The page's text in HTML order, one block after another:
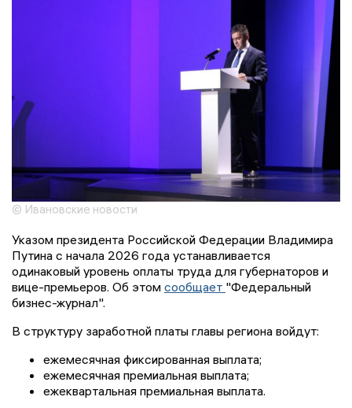
© Ивановские новости
Указом президента Российской Федерации Владимира
Путина с начала 2026 года устанавливается
одинаковый уровень оплаты труда для губернаторов и
вице-премьеров. Об этом сообщает "Федеральный
бизнес-журнал".
В структуру заработной платы главы региона войдут:
ежемесячная фиксированная выплата;
ежемесячная премиальная выплата;
ежеквартальная премиальная выплата.